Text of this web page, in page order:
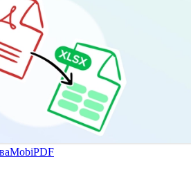
MobiPDF